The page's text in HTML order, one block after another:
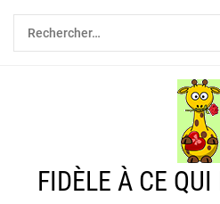
Skip
content
Rechercher :
FIDÈLE À CE